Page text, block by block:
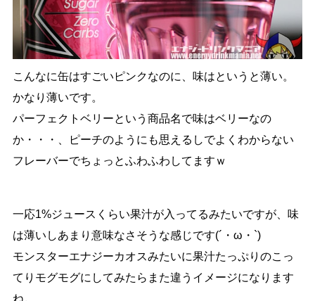
こんなに缶はすごいピンクなのに、味はというと薄い。
かなり薄いです。
パーフェクトベリーという商品名で味はベリーなの
か・・・、ピーチのようにも思えるしでよくわからない
フレーバーでちょっとふわふわしてますｗ
一応1%ジュースくらい果汁が入ってるみたいですが、味
は薄いしあまり意味なさそうな感じです(´・ω・`)
モンスターエナジーカオスみたいに果汁たっぷりのこっ
てりモグモグにしてみたらまた違うイメージになります